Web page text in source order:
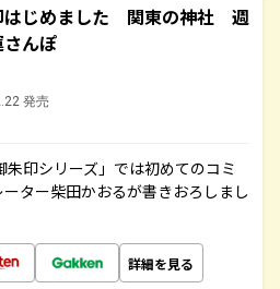
はじめました 関東の神社 週
んぽ
発売
印シリーズ」では初めてのコミ
ター柴田かおるが書きおろしまし
詳細を見る